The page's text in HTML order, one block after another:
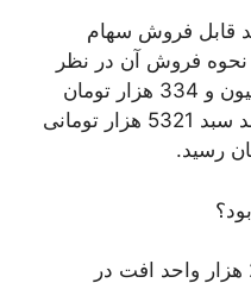
ارزش 60 درصد قابل فروش سهام
فروش آن در نظر
نگرفته شده است به هفت میلیون و 334 هزار تومان
رسید. همچنین ارزش 30 درصد سبد 5321 هزار تومانی
امروز شاخص کل بورس با 27 هزار واحد افت در